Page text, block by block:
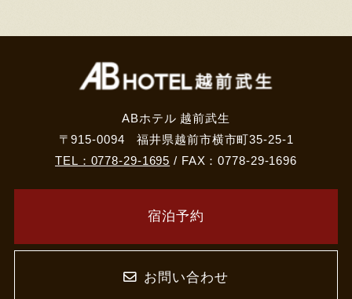
ABホテル 越前武生
〒915-0094 福井県越前市横市町35-25-1
TEL：0778-29-1695 / FAX：0778-29-1696
宿泊予約
お問い合わせ